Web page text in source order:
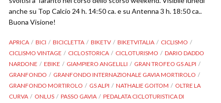
anche su Top Calcio 24 h. 14:50 ca. e su Antenna 3 h. 18:50 ca..
Buona Visione!
APRICA BICI BICICLETTA BIKETV BIKETVITALIA
CICLISMO
CICLISMO VINTAGE
CICLOSTORICA CICLOTURISMO
DARIO DADDO
NARDONE
EBIKE GIAMPIERO ANGELILLI
GRAN TROFEO GS ALPI
GRANFONDO
GRANFONDO INTERNAZIONALE GAVIA MORTIROLO
GRANFONDO MORTIROLO
GS ALPI NATHALIE GOITOM
OLTRE LA
CURVA
ONLUS PASSO GAVIA
PEDALATA CICLOTURISTICA DI